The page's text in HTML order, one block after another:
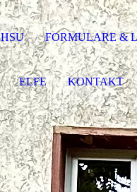
HSU FORMULARE &
ELFE KONTAKT